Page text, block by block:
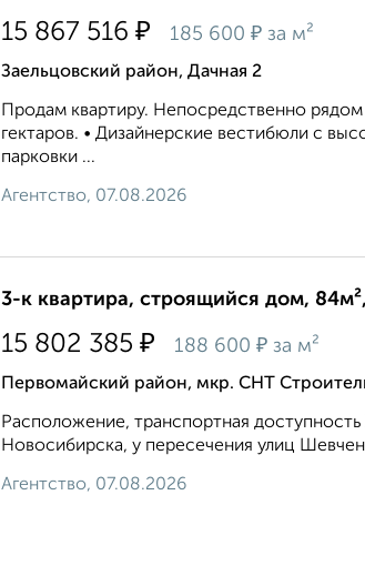
15 867 516 ₽ 185 600 ₽ за м²
Заельцовский район, Дачная 2
Продам квартиру. Непосредственно
гектаров. • Дизайнерские вестибюли с
парковки ...
Агентство, 07.08.2026
3-к квартира, строящийся дом,
15 802 385 ₽ 188 600 ₽ за м²
Первомайский район, мкр. СНТ
Расположение, транспортная
Новосибирска, у пересечения улиц
Агентство, 07.08.2026